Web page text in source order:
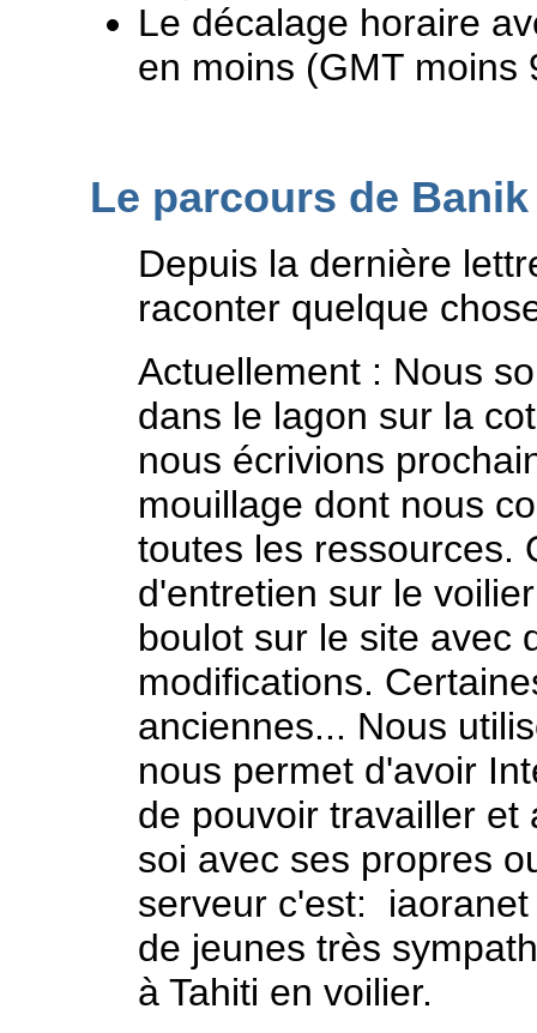
Le décalage horaire
en moins (GMT moins
Le parcours de
Depuis la dernière
raconter quelque
Actuellement : Nous
dans le lagon sur la
nous écrivions
mouillage dont nous
toutes les ressources.
d'entretien sur le
boulot sur le site avec
modifications.
anciennes... Nous
nous permet d'avoir
de pouvoir travailler et
soi avec ses propres
serveur c'est:
de jeunes très
à Tahiti en voilier.